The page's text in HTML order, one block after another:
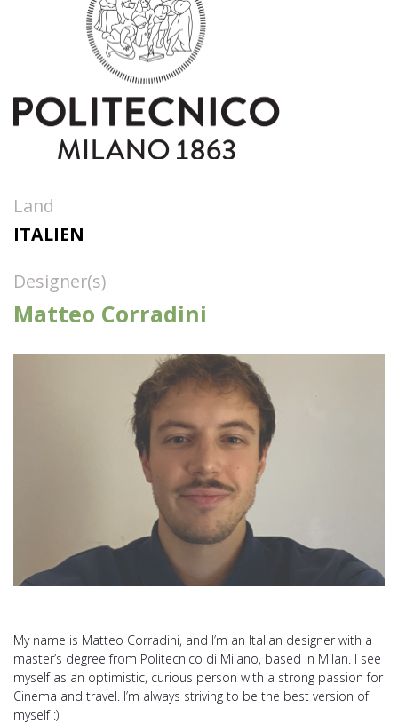
Land
ITALIEN
Designer(s)
Matteo Corradini
My name is Matteo Corradini, and I’m an Italian designer with a
master’s degree from Politecnico di Milano, based in Milan. I see
myself as an optimistic, curious person with a strong passion for
Cinema and travel. I’m always striving to be the best version of
myself :)